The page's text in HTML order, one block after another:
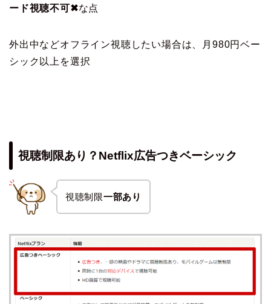
ード視聴不可✖な点
外出中などオフライン視聴したい場合は、月980円ベー
シック以上を選択
視聴制限あり？Netflix広告つきベーシック
視聴制限一部あり